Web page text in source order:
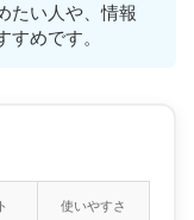
たい人や、情報
すめです。
使いやすさ